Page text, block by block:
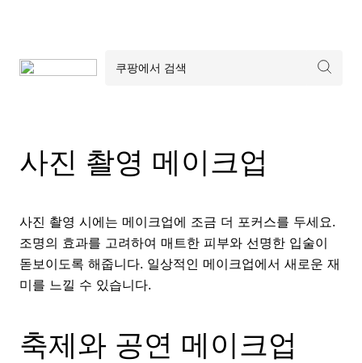
사진 촬영 메이크업
사진 촬영 시에는 메이크업에 조금 더 포커스를 두세요.
조명의 효과를 고려하여 매트한 피부와 선명한 입술이
돋보이도록 해줍니다. 일상적인 메이크업에서 새로운 재
미를 느낄 수 있습니다.
축제와 공연 메이크업